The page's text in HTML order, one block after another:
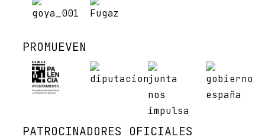
PROMUEVEN
PATROCINADORES OFICIALES